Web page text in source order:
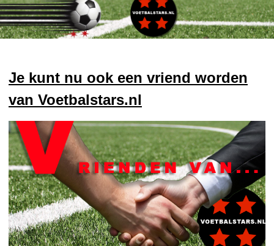
Je kunt nu ook een vriend worden
van Voetbalstars.nl